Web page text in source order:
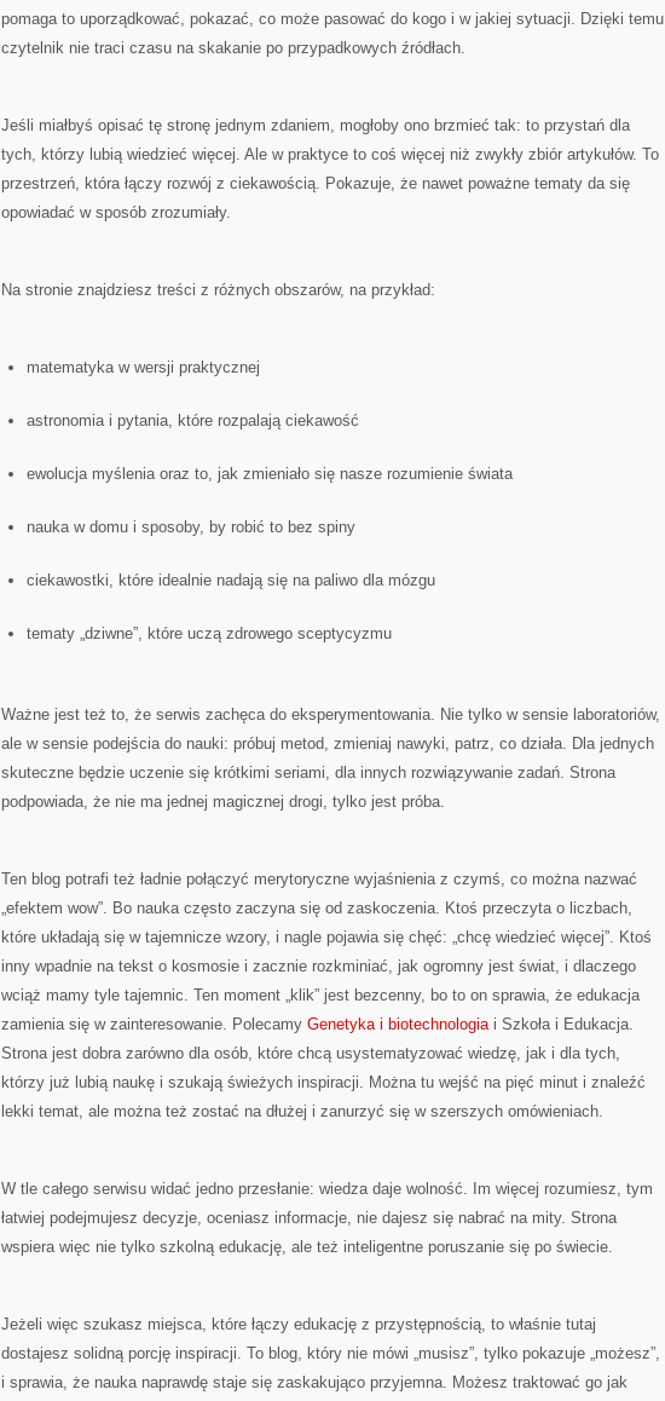
pomaga to uporządkować, pokazać, co może pasować do kogo i w jakiej sytuacji. Dzięki temu
czytelnik nie traci czasu na skakanie po przypadkowych źródłach.
Jeśli miałbyś opisać tę stronę jednym zdaniem, mogłoby ono brzmieć tak: to przystań dla
tych, którzy lubią wiedzieć więcej. Ale w praktyce to coś więcej niż zwykły zbiór artykułów. To
przestrzeń, która łączy rozwój z ciekawością. Pokazuje, że nawet poważne tematy da się
opowiadać w sposób zrozumiały.
Na stronie znajdziesz treści z różnych obszarów, na przykład:
matematyka w wersji praktycznej
astronomia i pytania, które rozpalają ciekawość
ewolucja myślenia oraz to, jak zmieniało się nasze rozumienie świata
nauka w domu i sposoby, by robić to bez spiny
ciekawostki, które idealnie nadają się na paliwo dla mózgu
tematy „dziwne”, które uczą zdrowego sceptycyzmu
Ważne jest też to, że serwis zachęca do eksperymentowania. Nie tylko w sensie laboratoriów,
ale w sensie podejścia do nauki: próbuj metod, zmieniaj nawyki, patrz, co działa. Dla jednych
skuteczne będzie uczenie się krótkimi seriami, dla innych rozwiązywanie zadań. Strona
podpowiada, że nie ma jednej magicznej drogi, tylko jest próba.
Ten blog potrafi też ładnie połączyć merytoryczne wyjaśnienia z czymś, co można nazwać
„efektem wow”. Bo nauka często zaczyna się od zaskoczenia. Ktoś przeczyta o liczbach,
które układają się w tajemnicze wzory, i nagle pojawia się chęć: „chcę wiedzieć więcej”. Ktoś
inny wpadnie na tekst o kosmosie i zacznie rozkminiać, jak ogromny jest świat, i dlaczego
wciąż mamy tyle tajemnic. Ten moment „klik” jest bezcenny, bo to on sprawia, że edukacja
zamienia się w zainteresowanie. Polecamy Genetyka i biotechnologiai Szkoła i Edukacja.
Strona jest dobra zarówno dla osób, które chcą usystematyzować wiedzę, jak i dla tych,
którzy już lubią naukę i szukają świeżych inspiracji. Można tu wejść na pięć minut i znaleźć
lekki temat, ale można też zostać na dłużej i zanurzyć się w szerszych omówieniach.
W tle całego serwisu widać jedno przesłanie: wiedza daje wolność. Im więcej rozumiesz, tym
łatwiej podejmujesz decyzje, oceniasz informacje, nie dajesz się nabrać na mity. Strona
wspiera więc nie tylko szkolną edukację, ale też inteligentne poruszanie się po świecie.
Jeżeli więc szukasz miejsca, które łączy edukację z przystępnością, to właśnie tutaj
dostajesz solidną porcję inspiracji. To blog, który nie mówi „musisz”, tylko pokazuje „możesz”,
i sprawia, że nauka naprawdę staje się zaskakująco przyjemna. Możesz traktować go jak